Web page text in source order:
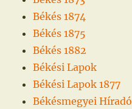
Békés 1874
Békés 1875
Békés 1882
Békési Lapok
Békési Lapok 1877
Békésmegyei Híradó